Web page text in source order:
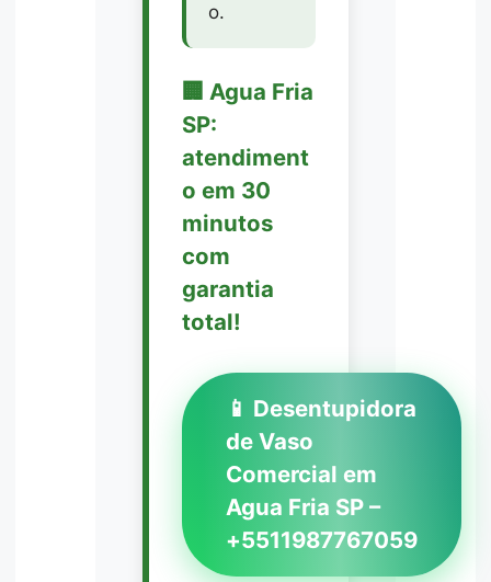
o.
🏢 Agua Fria
SP:
atendiment
o em 30
minutos
com
garantia
total!
📱 Desentupidora
de Vaso
Comercial em
Agua Fria SP –
+5511987767059